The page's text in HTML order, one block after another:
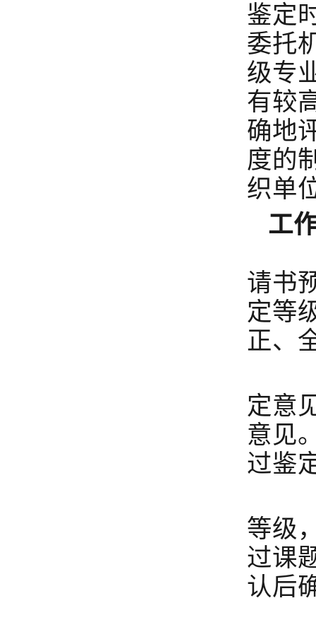
鉴定
委托
级专
有较
确地
度的
织单
工
请书
定等
正、
定意
意见
过鉴
等级
过课
认后